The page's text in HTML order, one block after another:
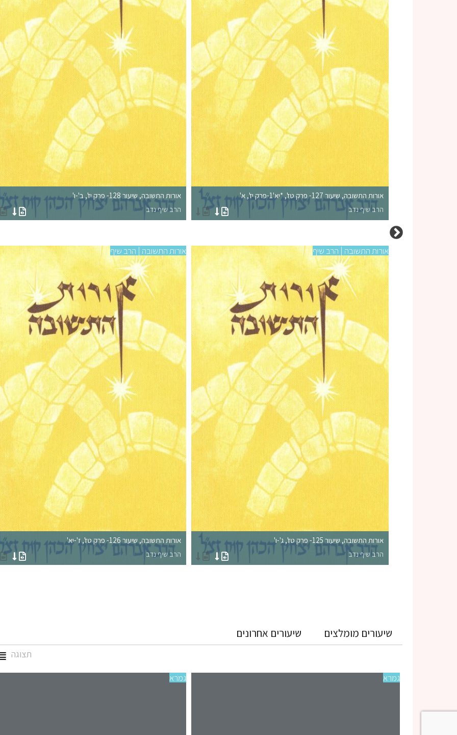
אורות התשובה, שיעור 127- פרק טז', *יא'1-פרק יז', א'
הרב שיף נדב
אורות התשובה, שיעור 128- פרק יז', ב'-ו'
הרב שיף נדב
אורות התשובה | הרב שיף
אורות התשובה, שיעור 125- פרק טז', ג'-ו'
הרב שיף נדב
אורות התשובה | הרב שיף
אורות התשובה, שיעור 126- פרק טז', ז'-יא'
הרב שיף נדב
שיעורים מומלצים שיעורים אחרונים
תצוגה
גמרא גמרא